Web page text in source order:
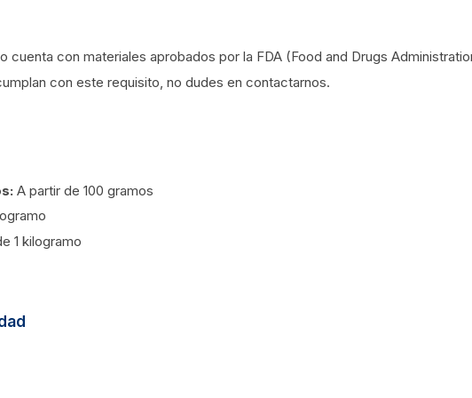
cuenta con materiales aprobados por la FDA (Food and Drugs
con este requisito, no dudes en contactarnos.
A partir de 100 gramos
1 kilogramo